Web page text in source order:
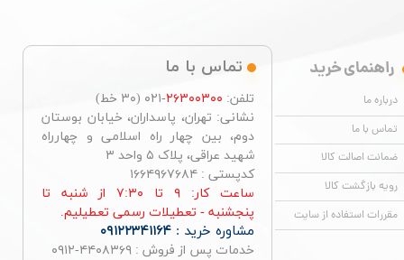
راهنمای خرید
درباره ما
تماس با ما
ضمانت اصالت کالا
رویه بازگشت کالا
مقررات استفاده از سایت
تماس با ما
تلفن: ۲۶۳۰۰۳۰۰-۰۲۱ (۳۰ خط)
نشانی: تهران، پاسداران، خیابان بوستان
دوم، بین چهار راه اسلامی و چهارراه
شهید عراقی، پلاک ۵ واحد ۳
کدپستی : ۱۶۶۴۹۶۷۶۸۴
ساعت کار: ۹ تا ۷:۳۰ از شنبه تا
پنجشنبه - تعطیلات رسمی تعطیلیم.
مشاوره خرید : ۰۹۱۲۲۳۴۱۱۶۴
خدمات پس از فروش : ۴۴۰۸۳۶۹-۰۹۱۲